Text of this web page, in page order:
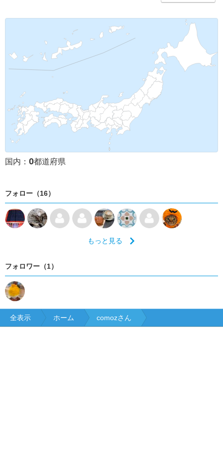
国内： 0都道府県
フォロー（16）
もっと見る
フォロワー（1）
全表示 ホーム comozさん